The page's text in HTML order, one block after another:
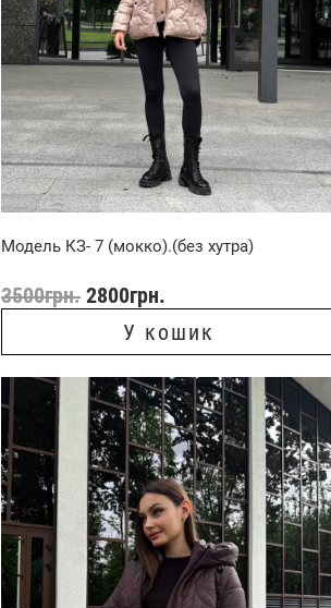
Модель КЗ- 7 (мокко).(без хутра)
3500грн. 2800грн.
У кошик